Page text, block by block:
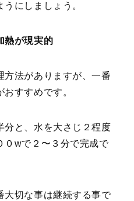
にしましょう。
熱が現実的
方法がありますが、一番
すすめです。
分と、水を大さじ２程度
０wで２〜３分で完成で
大切な事は継続する事で